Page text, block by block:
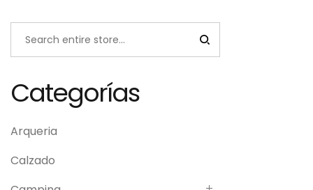
Categorías
Arqueria
Calzado